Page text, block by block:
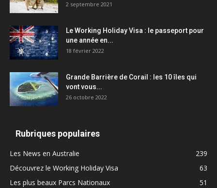
2 septembre 2021
Le Working Holiday Visa : le passeport pour
une année en...
18 février 2022
Grande Barrière de Corail : les 10 îles qui
vont vous...
26 octobre 2022
Rubriques populaires
Les News en Australie
239
Découvrez le Working Holiday Visa
63
Les plus beaux Parcs Nationaux
51